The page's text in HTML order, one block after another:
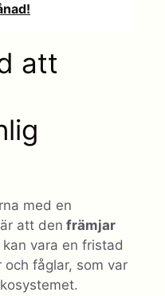
att
med en
att den främjar
kan vara en fristad
fåglar, som var